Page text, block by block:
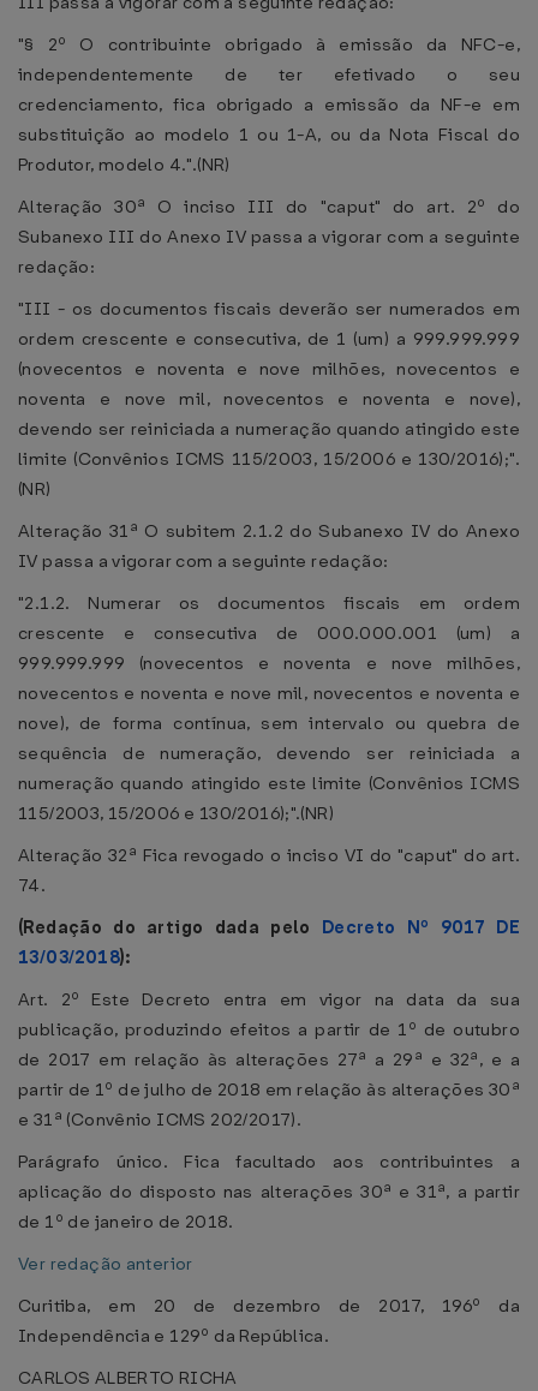
"§ 2º O contribuinte obrigado à emissão da NFC-e,
independentemente de ter efetivado o seu
credenciamento, fica obrigado a emissão da NF-e em
substituição ao modelo 1 ou 1-A, ou da Nota Fiscal do
Produtor, modelo 4.".(NR)
Alteração 30ª O inciso III do "caput" do art. 2º do
Subanexo III do Anexo IV passa a vigorar com a seguinte
redação:
"III - os documentos fiscais deverão ser numerados em
ordem crescente e consecutiva, de 1 (um) a 999.999.999
(novecentos e noventa e nove milhões, novecentos e
noventa e nove mil, novecentos e noventa e nove),
devendo ser reiniciada a numeração quando atingido este
limite (Convênios ICMS 115/2003, 15/2006 e 130/2016);".
(NR)
Alteração 31ª O subitem 2.1.2 do Subanexo IV do Anexo
IV passa a vigorar com a seguinte redação:
"2.1.2. Numerar os documentos fiscais em ordem
crescente e consecutiva de 000.000.001 (um) a
999.999.999 (novecentos e noventa e nove milhões,
novecentos e noventa e nove mil, novecentos e noventa e
nove), de forma contínua, sem intervalo ou quebra de
sequência de numeração, devendo ser reiniciada a
numeração quando atingido este limite (Convênios ICMS
115/2003, 15/2006 e 130/2016);".(NR)
Alteração 32ª Fica revogado o inciso VI do "caput" do art.
74.
(Redação do artigo dada pelo Decreto Nº 9017 DE
13/03/2018):
Art. 2º Este Decreto entra em vigor na data da sua
publicação, produzindo efeitos a partir de 1º de outubro
de 2017 em relação às alterações 27ª a 29ª e 32ª, e a
partir de 1º de julho de 2018 em relação às alterações 30ª
e 31ª (Convênio ICMS 202/2017).
Parágrafo único. Fica facultado aos contribuintes a
aplicação do disposto nas alterações 30ª e 31ª, a partir
de 1º de janeiro de 2018.
Ver redação anterior
Curitiba, em 20 de dezembro de 2017, 196º da
Independência e 129º da República.
CARLOS ALBERTO RICHA